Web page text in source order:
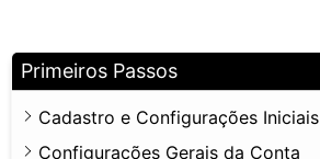
Primeiros Passos
Cadastro e Configurações Iniciais
Configurações Gerais da Conta